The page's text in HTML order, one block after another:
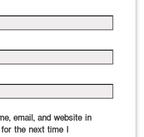
email, and website in
the next time I